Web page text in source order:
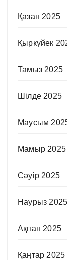
Қазан 2025
Қыркүйек
Тамыз 2025
Шілде 2025
Маусым
Мамыр 2025
Сәуір 2025
Наурыз 2025
Ақпан 2025
Қаңтар 2025